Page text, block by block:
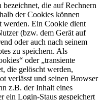
die auf Rechnern
der Cookies können
werden. Ein Cookie dient
(bzw. dem Gerät auf
oder auch nach seinem
zu speichern. Als
oder „transiente
die gelöscht werden,
verlässt und seinen Browser
z.B. der Inhalt eines
ein Login-Staus gespeichert